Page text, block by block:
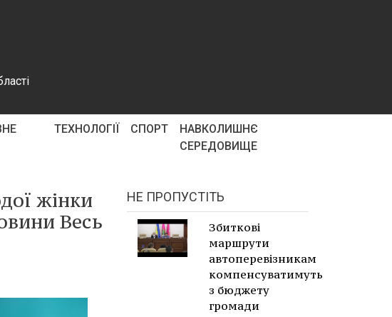
ТЕХНОЛОГІЇ СПОРТ
НАВКОЛИШНЄ
СЕРЕДОВИЩЕ
жінки
Весь
НЕ ПРОПУСТІТЬ
Збиткові
маршрути
автоперевізникам
компенсуватимуть
з бюджету
громади